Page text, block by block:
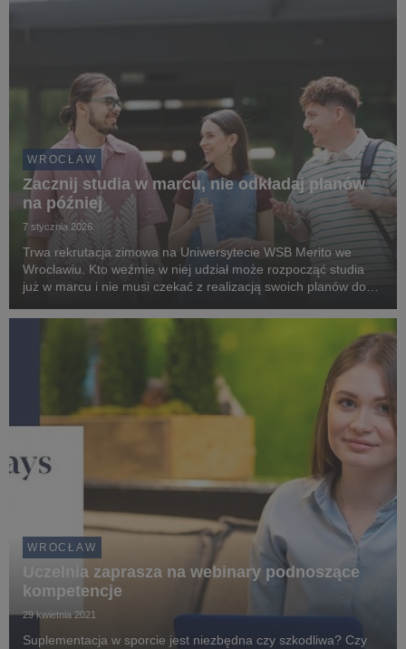
WROCŁAW
Zacznij studia w marcu, nie odkładaj planów
na później
7 stycznia 2026
Trwa rekrutacja zimowa na Uniwersytecie WSB Merito we
Wrocławiu. Kto weźmie w niej udział może rozpocząć studia
już w marcu i nie musi czekać z realizacją swoich planów do
nietrafionego kierunku studiów.
WROCŁAW
Uczelnia zaprasza na webinary podnoszące
kompetencje
29 kwietnia 2021
Suplementacja w sporcie jest niezbędna czy szkodliwa? Czy